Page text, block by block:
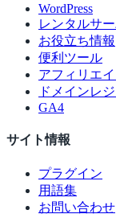
WordPress
レンタルサ
お役立ち情報
便利ツール
アフィリエイ
ドメインレ
GA4
サイト情報
プラグイン
用語集
お問い合わせ